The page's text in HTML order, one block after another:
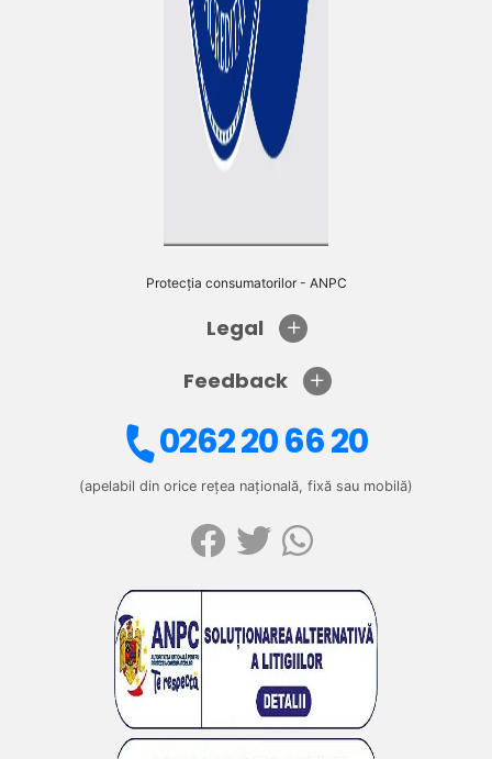
Protecția consumatorilor - ANPC
Legal
Feedback
0262 20 66 20
(apelabil din orice rețea națională, fixă sau mobilă)